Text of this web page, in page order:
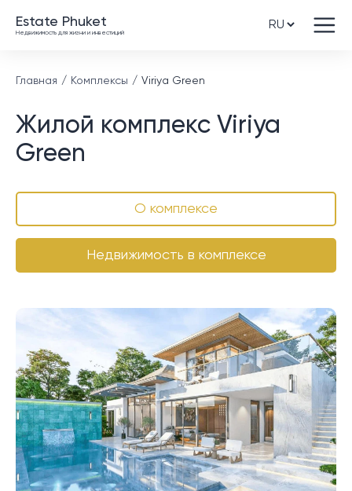
Estate Phuket
Недвижимость для жизни и инвестиций
Главная Комплексы Viriya Green
Жилой комплекс Viriya
Green
О комплексе
Недвижимость в комплексе